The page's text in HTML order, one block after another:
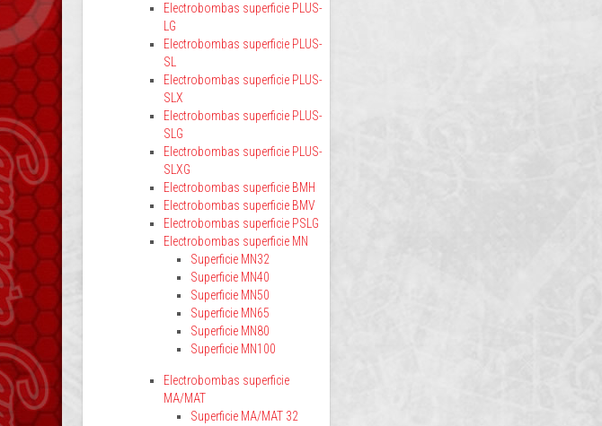
Electrobombas superficie PLUS-
LG
Electrobombas superficie PLUS-
SL
Electrobombas superficie PLUS-
SLX
Electrobombas superficie PLUS-
SLG
Electrobombas superficie PLUS-
SLXG
Electrobombas superficie BMH
Electrobombas superficie BMV
Electrobombas superficie PSLG
Electrobombas superficie MN
Superficie MN32
Superficie MN40
Superficie MN50
Superficie MN65
Superficie MN80
Superficie MN100
Electrobombas superficie
MA/MAT
Superficie MA/MAT 32